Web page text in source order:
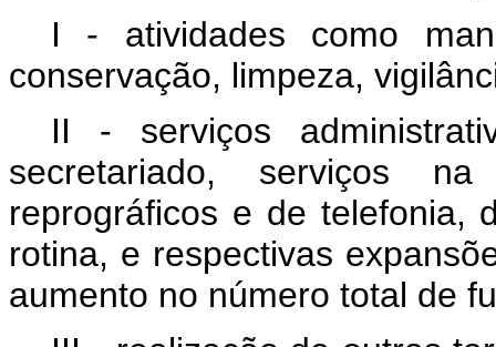
I - atividades como
conservação, limpeza,
II - serviços
secretariado, serviços
reprográficos e de telefonia,
rotina, e respectivas
aumento no número total de